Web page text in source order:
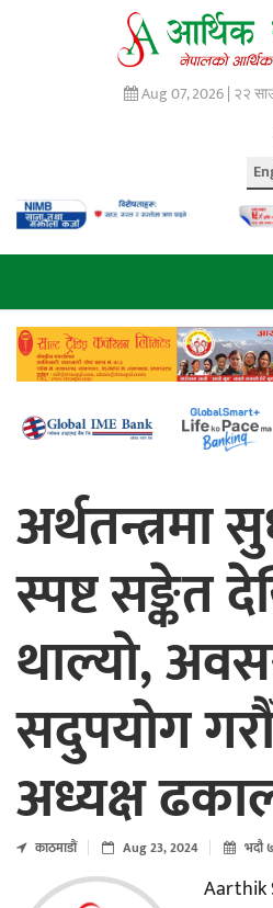
Aug 07, 2026 | २२
अर्थतन्त्रमा
स्पष्ट सङ्केत
थाल्यो,
सदुपयोग
अध्यक्ष
काठमाडाैं Aug 23, 2024 भदौ
Aarthik